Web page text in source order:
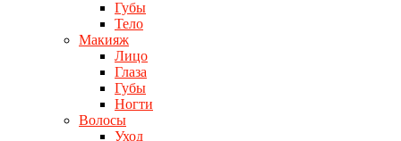
Губы
Тело
Макияж
Лицо
Глаза
Губы
Ногти
Волосы
Уход